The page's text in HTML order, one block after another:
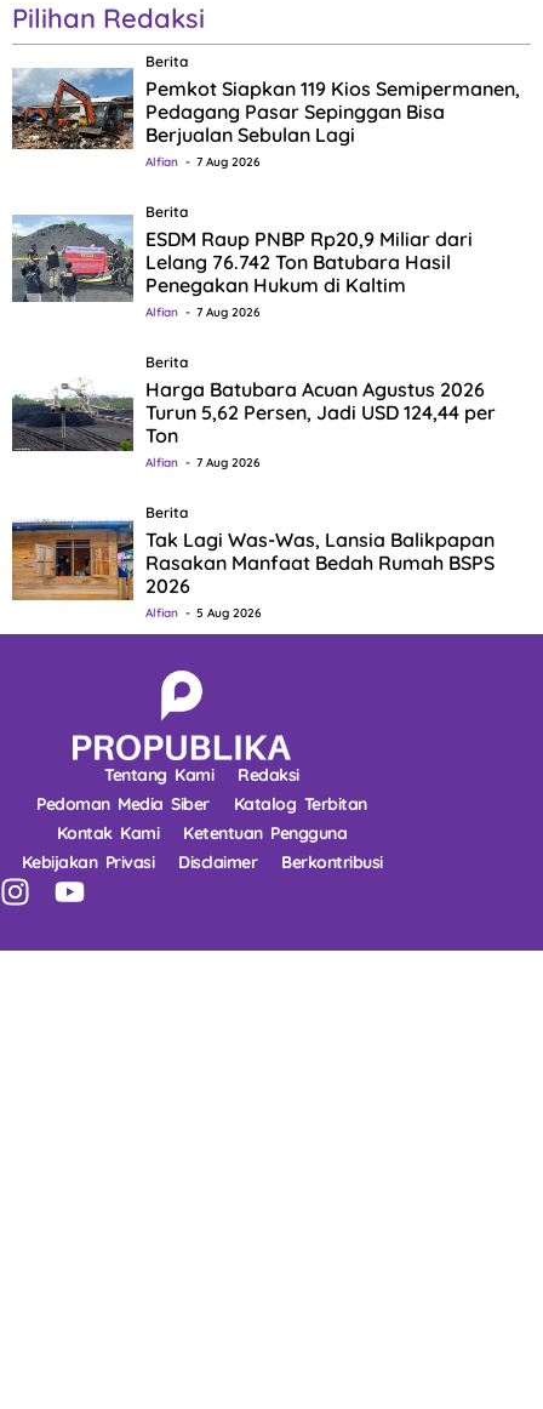
Pilihan Redaksi
Berita
Pemkot Siapkan 119 Kios Semipermanen,
Pedagang Pasar Sepinggan Bisa
Berjualan Sebulan Lagi
Alfian 7 Aug 2026
Berita
ESDM Raup PNBP Rp20,9 Miliar dari
Lelang 76.742 Ton Batubara Hasil
Penegakan Hukum di Kaltim
Alfian 7 Aug 2026
Berita
Harga Batubara Acuan Agustus 2026
Turun 5,62 Persen, Jadi USD 124,44 per
Ton
Alfian 7 Aug 2026
Berita
Tak Lagi Was-Was, Lansia Balikpapan
Rasakan Manfaat Bedah Rumah BSPS
2026
Alfian 5 Aug 2026
Tentang Kami
Redaksi
Pedoman Media Siber
Katalog Terbitan
Kontak Kami
Ketentuan Pengguna
Kebijakan Privasi
Disclaimer Berkontribusi